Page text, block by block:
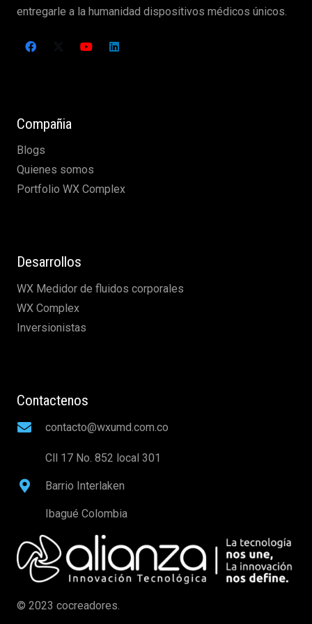
entregarle a la humanidad dispositivos médicos únicos.
Compañia
Blogs
Quienes somos
Portfolio WX Complex
Desarrollos
WX Medidor de fluidos corporales
WX Complex
Inversionistas
Contactenos
contacto@wxumd.com.co
Cll 17 No. 852 local 301
Barrio Interlaken
Ibagué Colombia
© 2023 cocreadores.